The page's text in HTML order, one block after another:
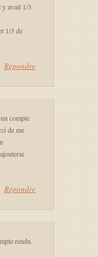
avait 1/3
1/3 de
Répondre
compte
de me
Répondre
rendu.